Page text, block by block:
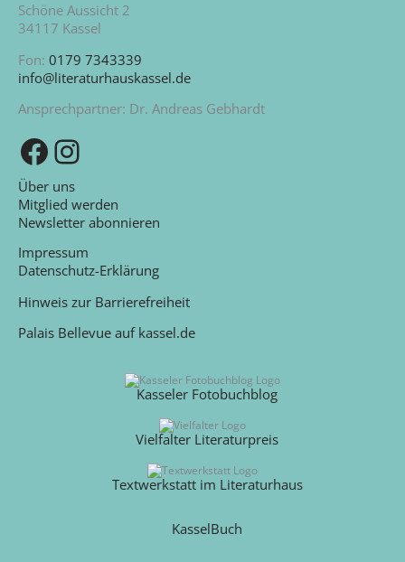
Schöne Aussicht 2
34117 Kassel
Fon: 0179 7343339
info@literaturhauskassel.de
Ansprechpartner: Dr. Andreas Gebhardt
Zu unserer Facebook-SeiteZu unserem Instagram-Kanal
Über uns
Mitglied werden
Newsletter abonnieren
Impressum
Datenschutz-Erklärung
Hinweis zur Barrierefreiheit
Palais Bellevue auf kassel.de
Kasseler Fotobuchblog
Vielfalter Literaturpreis
Textwerkstatt im Literaturhaus
KasselBuch